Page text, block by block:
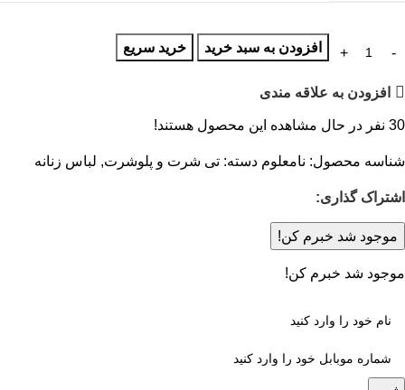
افزودن به سبد خرید خرید سریع
افزودن به علاقه مندی
30 نفر در حال مشاهده این محصول هستند!
شناسه محصول: نامعلوم دسته: تی شرت و پلوشرت, لباس زنانه
اشتراک گذاری:
موجود شد خبرم کن!
موجود شد خبرم کن!